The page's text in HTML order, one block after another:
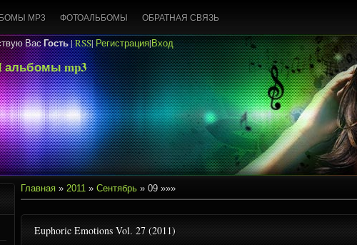
MP3 ФОТОАЛЬБОМЫ ОБРАТНАЯ СВЯЗЬ
ВасГость|RSS|Регистрация|Вход
альбомы mp3
Главная » 2011 » Сентябрь » 09 »»»
Euphoric Emotions Vol. 27 (2011)